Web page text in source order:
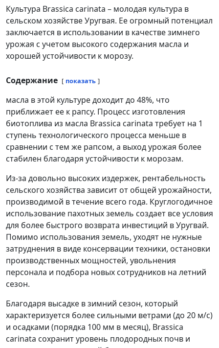
Культура Brassica carinata – молодая культура в
сельском хозяйстве Уругвая. Ее огромный потенциал
заключается в использовании в качестве зимнего
урожая с учетом высокого содержания масла и
хорошей устойчивости к морозу.
Содержание показать
масла в этой культуре доходит до 48%, что
приближает ее к рапсу. Процесс изготовления
биотоплива из масла Brassica carinata требует на 1
ступень технологического процесса меньше в
сравнении с тем же рапсом, а выход урожая более
стабилен благодаря устойчивости к морозам.
Из-за довольно высоких издержек, рентабельность
сельского хозяйства зависит от общей урожайности,
производимой в течение всего года. Круглогодичное
использование пахотных земель создает все условия
для более быстрого возврата инвестиций в Уругвай.
Помимо использования земель, уходят не нужные
затруднения в виде консервации техники, остановки
производственных мощностей, увольнения
персонала и подбора новых сотрудников на летний
сезон.
Благодаря высадке в зимний сезон, который
характеризуется более сильными ветрами (до 20 м/с)
и осадками (порядка 100 мм в месяц), Brassica
carinata сохранит уровень плодородных почв и